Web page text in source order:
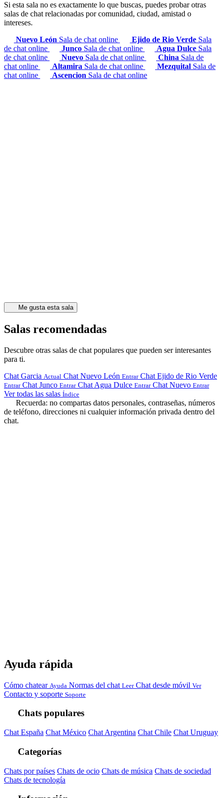
Si esta sala no es exactamente lo que buscas, puedes probar otras
salas de chat relacionadas por comunidad, ciudad, amistad o
intereses.
Nuevo León Sala de chat online Ejido de Rio Verde Sala
de chat online
Junco Sala de chat online Agua Dulce Sala
de chat online
Nuevo Sala de chat online China Sala de
chat online
Altamira Sala de chat online Mezquital Sala de
chat online
Ascencion Sala de chat online
Me gusta esta sala
Salas recomendadas
Descubre otras salas de chat populares que pueden ser interesantes
para ti.
Chat Garcia Actual Chat Nuevo León Entrar Chat Ejido de Rio Verde
Entrar Chat Junco Entrar Chat Agua Dulce Entrar Chat Nuevo Entrar
Ver todas las salas Índice
Recuerda: no compartas datos personales, contraseñas, números
de teléfono, direcciones ni cualquier información privada dentro del
chat.
Ayuda rápida
Cómo chatear Ayuda Normas del chat Leer Chat desde móvil Ver
Contacto y soporte Soporte
Chats populares
Chat España Chat México Chat Argentina Chat Chile Chat Uruguay
Categorías
Chats por países Chats de ocio Chats de música Chats de sociedad
Chats de tecnología